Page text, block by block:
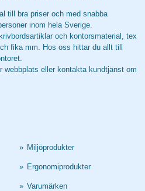
till bra priser och med snabba
inom hela Sverige.
och kontorsmaterial, tex
fika mm. Hos oss hittar du allt till
webbplats eller kontakta kundtjänst om
» Miljöprodukter
» Ergonomiprodukter
» Varumärken